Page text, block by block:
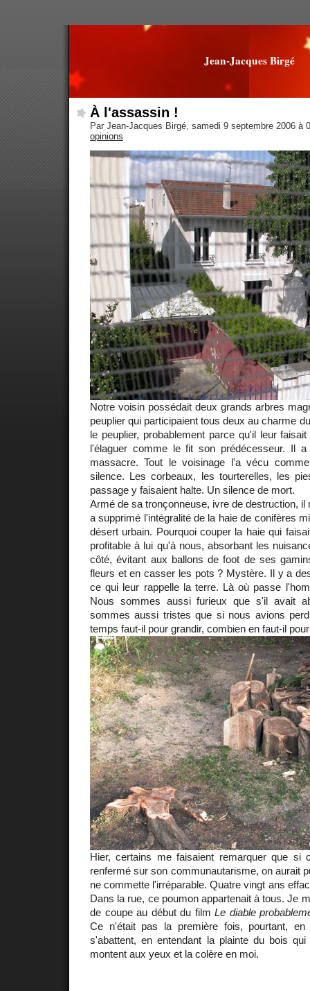
Jean-Jacques Birgé
À l'assassin !
Par Jean-Jacques Birgé, samedi 9 septembre 2006 à
opinions
Notre voisin possédait deux grands arbres
peuplier qui participaient tous deux au charme
le peuplier, probablement parce qu'il leur
l'élaguer comme le fit son prédécesseur. Il
massacre. Tout le voisinage l'a vécu
silence. Les corbeaux, les tourterelles, les
passage y faisaient halte. Un silence de mort.
Armé de sa tronçonneuse, ivre de destruction, il
a supprimé l'intégralité de la haie de conifères
désert urbain. Pourquoi couper la haie qui
profitable à lui qu'à nous, absorbant les
côté, évitant aux ballons de foot de ses
fleurs et en casser les pots ? Mystère. Il y a
ce qui leur rappelle la terre. Là où passe
Nous sommes aussi furieux que s'il avait
sommes aussi tristes que si nous avions
temps faut-il pour grandir, combien en faut-il
Hier, certains me faisaient remarquer que si
renfermé sur son communautarisme, on aurait
ne commette l'irréparable. Quatre vingt ans
Dans la rue, ce poumon appartenait à tous. Je
de coupe au début du filmLe diable
Ce n'était pas la première fois, pourtant,
s'abattent, en entendant la plainte du bois
montent aux yeux et la colère en moi.